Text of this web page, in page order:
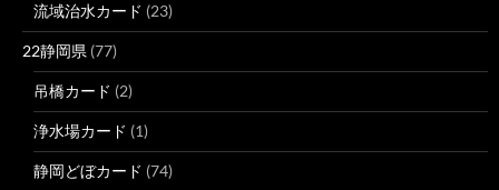
流域治水カード (23)
22静岡県 (77)
吊橋カード (2)
浄水場カード (1)
静岡どぼカード (74)